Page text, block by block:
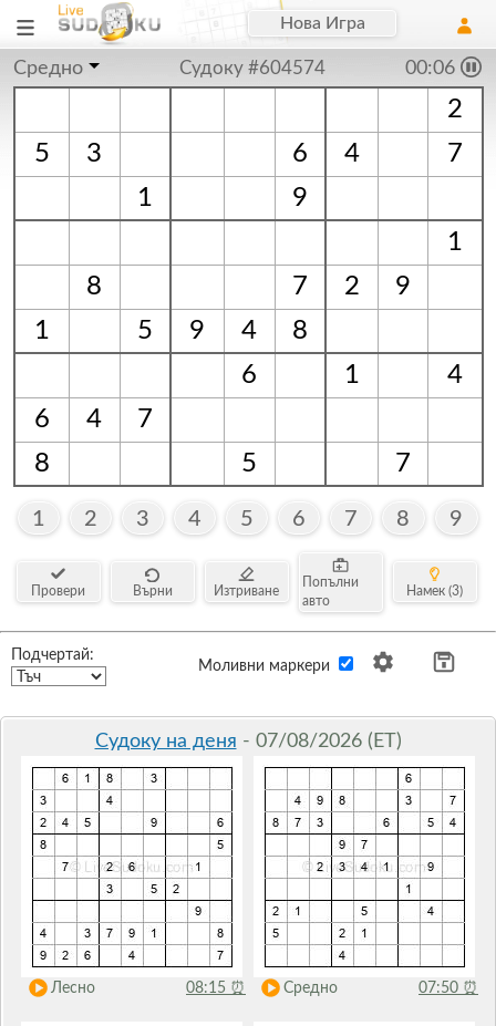
Нова Игра
Средно Судоку #604574 00:07
2
5
3 6 4
7
1
9
1
8
7 2
9
1
5 9 4
8
6
1
4
6
4
7
8
5 7
1 2 3 4 5 6 7 8 9
Провери Върни Изтриване
Попълни
авто
Намек (3)
Подчертай:
Моливни маркери
Судоку на деня - 07/08/2026 (ET)
Лесно 08:15 ⏰ Средно 07:50 ⏰